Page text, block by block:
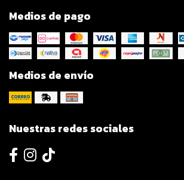
Medios de pago
Medios de envío
Nuestras redes sociales